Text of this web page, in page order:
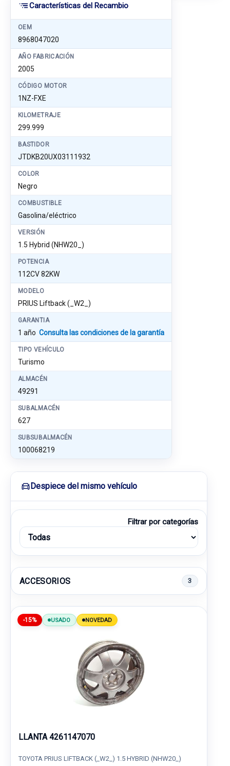
Características del Recambio
OEM
8968047020
AÑO FABRICACIÓN
2005
CÓDIGO MOTOR
1NZ-FXE
KILOMETRAJE
299.999
BASTIDOR
JTDKB20UX03111932
COLOR
Negro
COMBUSTIBLE
Gasolina/eléctrico
VERSIÓN
1.5 Hybrid (NHW20_)
POTENCIA
112CV 82KW
MODELO
PRIUS Liftback (_W2_)
GARANTIA
1 año Consulta las condiciones de la garantía
TIPO VEHÍCULO
Turismo
ALMACÉN
49291
SUBALMACÉN
627
SUBSUBALMACÉN
100068219
Despiece del mismo vehículo
Filtrar por categorías
ACCESORIOS 3
-15% USADO NOVEDAD
LLANTA 4261147070
TOYOTA PRIUS LIFTBACK (_W2_) 1.5 HYBRID (NHW20_)